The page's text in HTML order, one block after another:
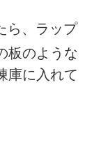
ら、ラップ
板のような
庫に入れて